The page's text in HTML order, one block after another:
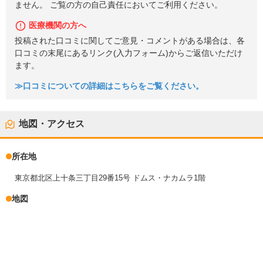
ません。 ご覧の方の自己責任においてご利用ください。
医療機関の方へ
投稿された口コミに関してご意見・コメントがある場合は、各
口コミの末尾にあるリンク(入力フォーム)からご返信いただけ
ます。
≫口コミについての詳細はこちらをご覧ください。
地図・アクセス
所在地
東京都北区上十条三丁目29番15号 ドムス・ナカムラ1階
地図